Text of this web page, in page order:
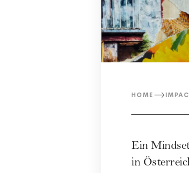
HOME
Ein
in